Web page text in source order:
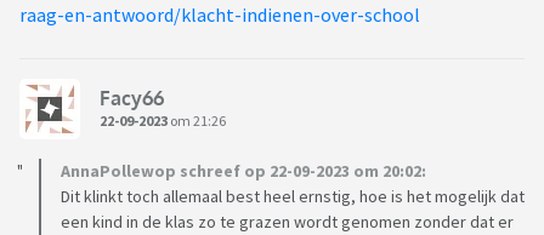
raag-en-antwoord/klacht-indienen-over-school
Facy66
22-09-2023 om 21:26
AnnaPollewop schreef op 22-09-2023 om 20:02:
Dit klinkt toch allemaal best heel ernstig, hoe is het mogelijk dat
een kind in de klas zo te grazen wordt genomen zonder dat er